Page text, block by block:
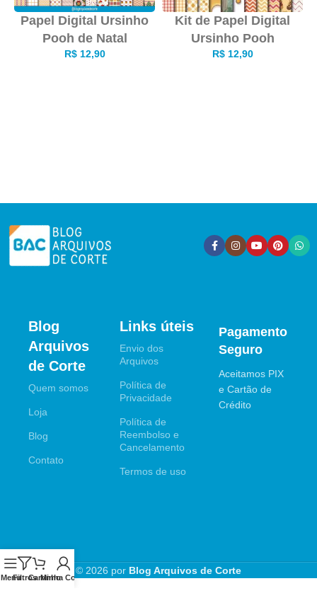
Papel Digital Ursinho
Pooh de Natal
R$12,90
Kit de Papel Digital
Ursinho Pooh
R$12,90
Blog
Arquivos
de Corte
Quem somos
Loja
Blog
Contato
Links úteis
Envio dos
Arquivos
Política de
Privacidade
Política de
Reembolso e
Cancelamento
Termos de uso
Pagamento
Seguro
Aceitamos PIX
e Cartão de
Crédito
© 2026 por Blog Arquivos de Corte
MenuFiltrosCarrinho
Minha Conta